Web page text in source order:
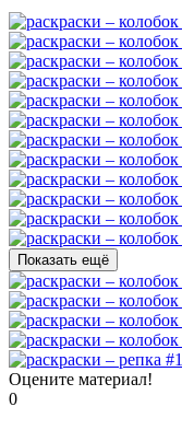
Показать ещё
Оцените материал!
0